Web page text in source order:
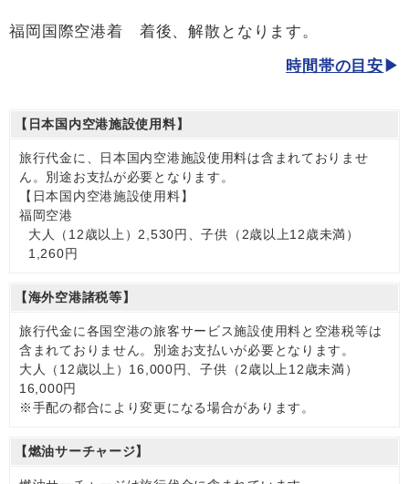
福岡国際空港着 着後、解散となります。
時間帯の目安
【日本国内空港施設使用料】
旅行代金に、日本国内空港施設使用料は含まれておりませ
ん。別途お支払が必要となります。
【日本国内空港施設使用料】
福岡空港
大人（12歳以上）2,530円、子供（2歳以上12歳未満）
1,260円
【海外空港諸税等】
旅行代金に各国空港の旅客サービス施設使用料と空港税等は
含まれておりません。別途お支払いが必要となります。
大人（12歳以上）16,000円、子供（2歳以上12歳未満）
16,000円
※手配の都合により変更になる場合があります。
【燃油サーチャージ】